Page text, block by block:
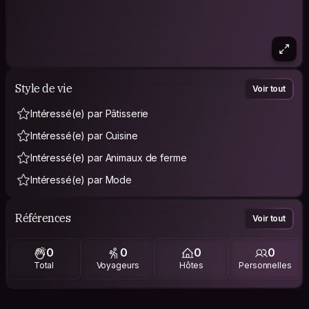
Style de vie Voir tout
Intéressé(e) par Pâtisserie
Intéressé(e) par Cuisine
Intéressé(e) par Animaux de ferme
Intéressé(e) par Mode
Références Voir tout
0
Total
0
Voyageurs
0
Hôtes
0
Personnelles